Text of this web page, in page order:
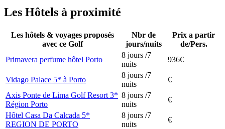
Les Hôtels à proximité
Les hôtels & voyages proposés
avec ce Golf
Nbr de
jours/nuits
Prix a partir
de/Pers.
Primavera perfume hôtel Porto
8 jours /7
nuits
936€
Vidago Palace 5* à Porto
8 jours /7
nuits
€
Axis Ponte de Lima Golf Resort 3*
Région Porto
8 jours /7
nuits
€
Hôtel Casa Da Calcada 5*
REGION DE PORTO
8 jours /7
nuits
€